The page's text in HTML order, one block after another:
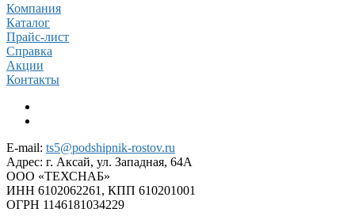
Компания
Каталог
Прайс-лист
Справка
Акции
Контакты
E-mail: ts5@podshipnik-rostov.ru
Адрес: г. Аксай, ул. Западная, 64А
ООО «ТЕХСНАБ»
ИНН 6102062261, КПП 610201001
ОГРН 1146181034229